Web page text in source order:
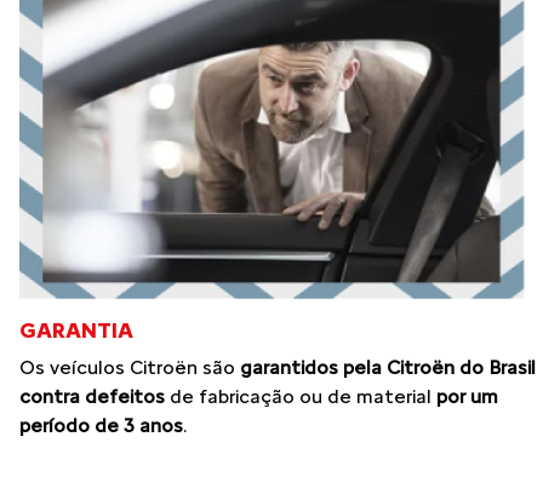
GARANTIA
Os veículos Citroën são garantidos pela Citroën do Brasil
contra defeitos de fabricação ou de material por um
período de 3 anos.